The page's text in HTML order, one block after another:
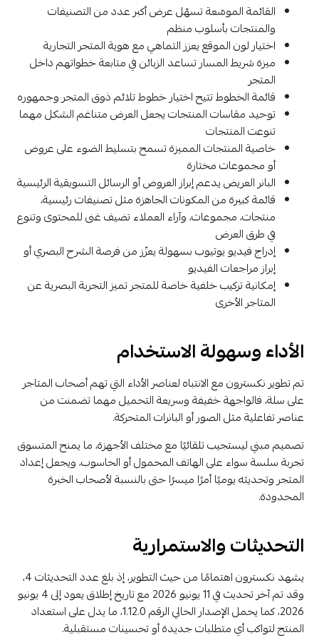
القائمة الموسّعة تسهّل عرض أكبر عدد من التصنيفات
والمنتجات بأسلوب منظم
اختيار لون الموقع يعزز التماهي مع هوية المتجر التجارية
ميزة شريط المسار تساعد الزبائن في متابعة خطواتهم داخل
المتجر
قائمة الخطوط تتيح اختيار خطوط تلائم ذوق المتجر وجمهوره
توحيد مقاسات المنتجات يجعل العرض متناغم الشكل مهما
تنوعت المنتجات
خاصية المنتجات المميزة تسمح بتسليط الضوء على عروض
أو مجموعات مختارة
البانر العريض يدعم إبراز العروض أو الرسائل التسويقية الرئيسية
قائمة كبيرة من المكونات الجاهزة مثل تصنيفات رئيسية،
منتجات، مجموعات، وآراء العملاء تضيف غنى للمحتوى وتنوع
في طرق العرض
إدراج فيديو يوتيوب بسهولة يعزّز من فرصة الشرح البصري أو
إبراز مراجعات الفيديو
إمكانية تركيب خلفية خاصة للمتجر تميز التجربة البصرية عن
المتاجر الأخرى
الأداء وسهولة الاستخدام
تم تطوير نكسترون مع الانتباه لعناصر الأداء التي تهم أصحاب المتاجر
على سلة، فالواجهة خفيفة وسريعة التحميل مهما تضمنت من
عناصر تفاعلية مثل الصور أو البانرات المتحركة.
تصميم مبني ليستجيب تلقائيًا مع مختلف الأجهزة، ما يمنح المتسوق
تجربة سلسة سواء على الهاتف المحمول أو الحاسوب، ويجعل إعداد
المتجر وتحديثه يوميًا أمرًا ميسرًا حتى بالنسبة لأصحاب الخبرة
المحدودة.
التحديثات والاستمرارية
يشهد نكسترون اهتمامًا من حيث التطوير، إذ بلغ عدد التحديثات 4،
وقد تم آخر تحديث في 11 يونيو 2026 مع تاريخ إطلاق يعود إلى 4 يونيو
2026، كما يحمل الإصدار الحالي الرقم 1.12.0، ما يدل على استعداد
المنتج لتواكب أي متطلبات جديدة أو تحسينات مستقبلية.